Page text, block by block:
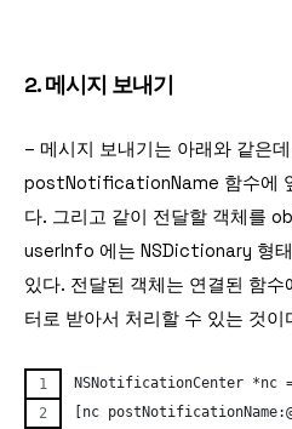
2. 메시지 보내기
– 메시지 보내기는 아래와 같은
postNotificationName 함수에
다. 그리고 같이 전달할 객체를
userInfo 에는 NSDictionary 형
있다. 전달된 객체는 연결된 함
터로 받아서 처리할 수 있는 것이
NSNotificationCenter
[nc